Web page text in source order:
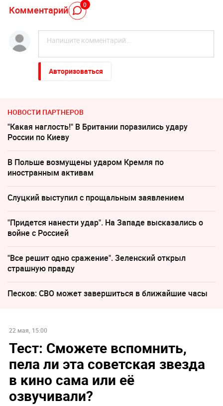
Комментарий 0
Авторизоваться
НОВОСТИ ПАРТНЕРОВ
"Какая наглость!" В Британии поразились удару
России по Киеву
В Польше возмущены ударом Кремля по
иностранным активам
Слуцкий выступил с прощальным заявлением
"Придется нанести удар". На Западе высказались о
войне с Россией
"Все решит одно сражение". Зеленский открыл
страшную правду
Песков: СВО может завершиться в ближайшие часы
22 мая, 15:00
Тест: Сможете вспомнить,
пела ли эта советская звезда
в кино сама или её
озвучивали?